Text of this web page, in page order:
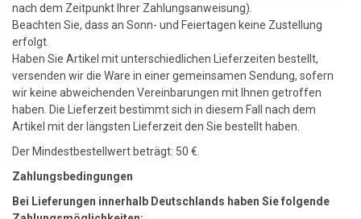
nach dem Zeitpunkt Ihrer Zahlungsanweisung).
Beachten Sie, dass an Sonn- und Feiertagen keine Zustellung
erfolgt.
Haben Sie Artikel mit unterschiedlichen Lieferzeiten bestellt,
versenden wir die Ware in einer gemeinsamen Sendung, sofern
wir keine abweichenden Vereinbarungen mit Ihnen getroffen
haben. Die Lieferzeit bestimmt sich in diesem Fall nach dem
Artikel mit der längsten Lieferzeit den Sie bestellt haben.
Der Mindestbestellwert beträgt: 50 €.
Zahlungsbedingungen
Bei Lieferungen innerhalb Deutschlands haben Sie folgende